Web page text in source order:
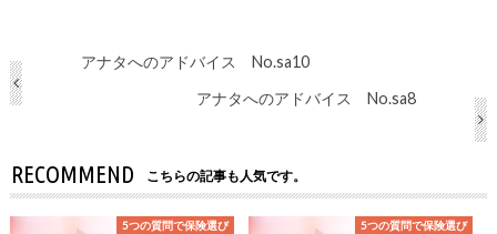
アナタへのアドバイス No.sa10
アナタへのアドバイス No.sa8
RECOMMEND こちらの記事も人気です。
5つの質問で保険選び 5つの質問で保険選び